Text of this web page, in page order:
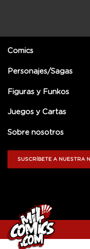
Comics
Personajes/Sagas
Figuras y Funkos
Juegos y Cartas
Sobre nosotros
SUSCRÍBETE A NUESTRA